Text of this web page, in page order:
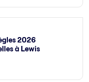
2026
à Lewis